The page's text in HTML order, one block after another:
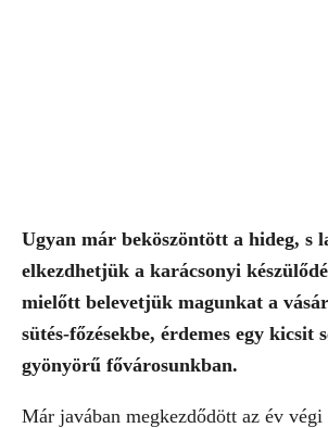
Ugyan már beköszöntött a hideg, s
elkezdhetjük a karácsonyi
mielőtt belevetjük magunkat a
sütés-főzésekbe, érdemes egy kicsit
gyönyörű fővárosunkban.
Már javában megkezdődött az év